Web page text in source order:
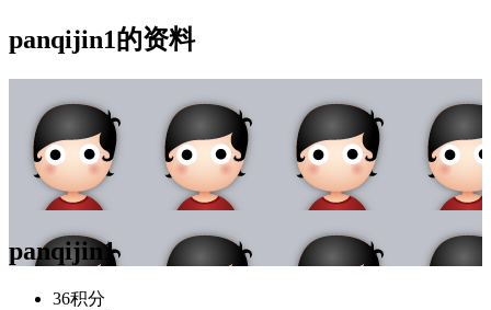
panqijin1的资料
panqijin1
36积分